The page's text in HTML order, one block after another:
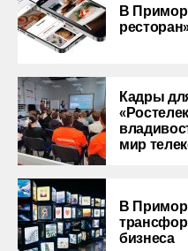
В
Кадры
мир
В
бизнеса